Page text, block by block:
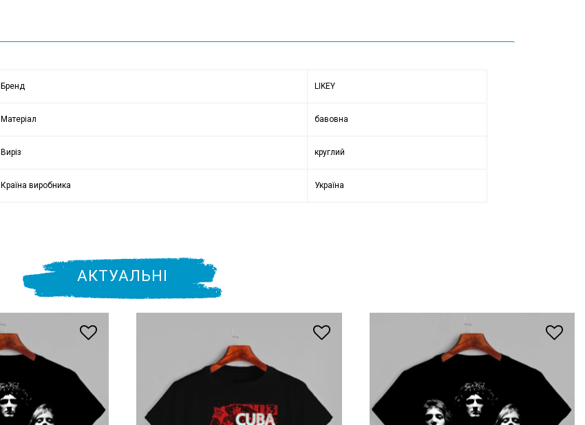
Бренд LIKEY
Матеріал бавовна
Виріз круглий
Країна виробника Україна
АКТУАЛЬНІ